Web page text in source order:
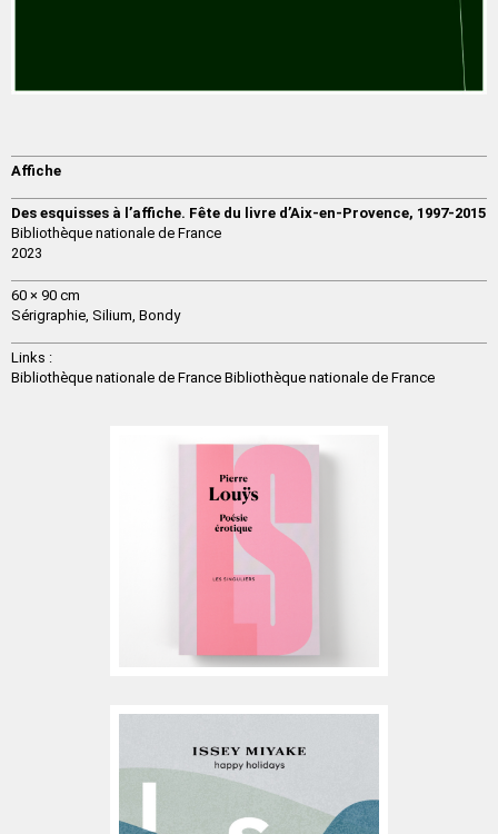
Affiche
Des esquisses à l’affiche. Fête du livre d’Aix-en-Provence, 1997-2015
Bibliothèque nationale de France
2023
60 × 90 cm
Sérigraphie, Silium, Bondy
Links :
Bibliothèque nationale de France Bibliothèque nationale de France